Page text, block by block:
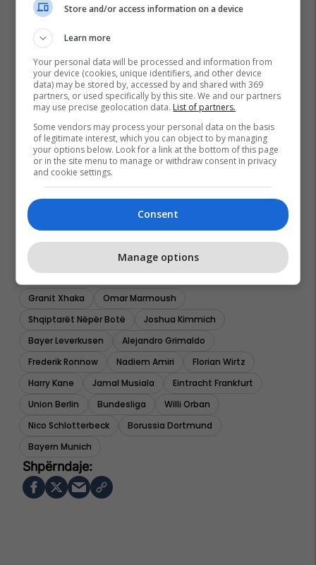
Granit Xhaka
Omar Marmoush
Shqiptarët Nëpër Botë
Joshua Kimmich
Bayer Leverkusen
Alejandro Grimaldo
Frederik Ronnow
Nadiem Amiri
Florian Wirtz
Harry Kane
Jamal Musiala
Eintracht Frankfurt
Union Berlin
Bundesliga
Willi Orban
Nico Schlotterbeck
Borussia Dortmund
Bayern Munich
Store and/or access information on a device
Learn more
Your personal data will be processed and information from
your device (cookies, unique identifiers, and other device
data) may be stored by, accessed by and shared with 369
partners, or used specifically by this site. We and our partners
may use precise geolocation data. List of partners.
Some vendors may process your personal data on the basis
of legitimate interest, which you can object to by managing
your options below. Look for a link at the bottom of this page
or in the site menu to manage or withdraw consent in privacy
and cookie settings.
Consent
Manage options